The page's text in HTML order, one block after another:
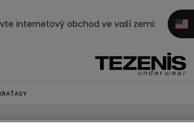
internetový obchod ve vaší zemi: